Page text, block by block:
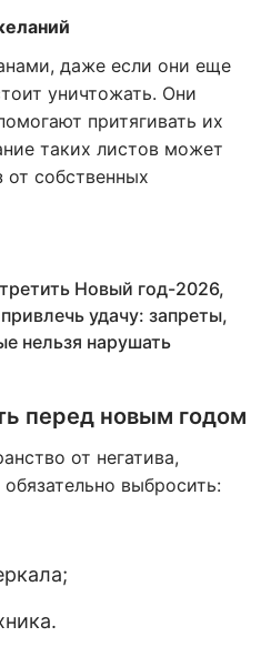
даже если они еще
уничтожать. Они
притягивать их
таких листов может
от собственных
Новый год-2026,
удачу: запреты,
нельзя нарушать
перед новым годом
от негатива,
выбросить: